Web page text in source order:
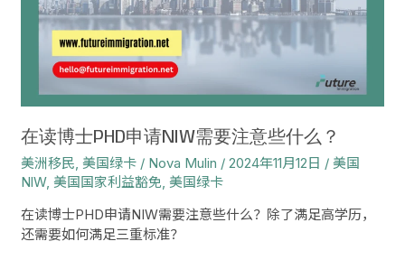
在读博士PHD申请NIW需要注意些什么？
美洲移民,美国绿卡 / Nova Mulin /2024年11月12日 /美国
NlW,美国国家利益豁免,美国绿卡
在读博士PHD申请NIW需要注意些什么？除了满足高学历，
还需要如何满足三重标准？
注
意
些
什
么？